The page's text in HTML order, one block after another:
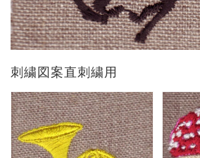
刺繍図案直刺繍用